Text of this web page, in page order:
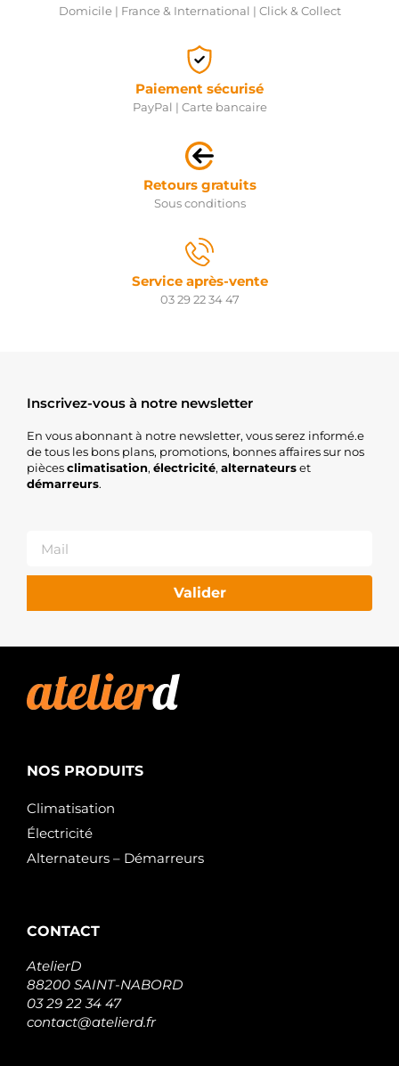
Domicile | France & International | Click & Collect
Paiement sécurisé
PayPal | Carte bancaire
Retours gratuits
Sous conditions
Service après-vente
03 29 22 34 47
Inscrivez-vous à notre newsletter
En vous abonnant à notre newsletter, vous serez informé.e
de tous les bons plans, promotions, bonnes affaires sur nos
piècesclimatisation, électricité, alternateurset
démarreurs.
Valider
NOS PRODUITS
Climatisation
Électricité
Alternateurs – Démarreurs
CONTACT
AtelierD
88200 SAINT-NABORD
03 29 22 34 47
contact@atelierd.fr